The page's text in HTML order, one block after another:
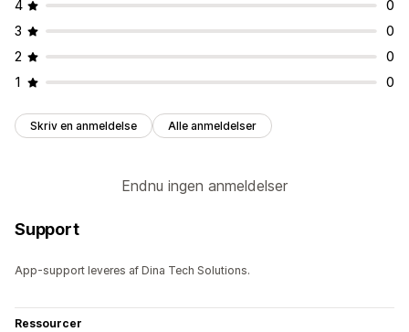
4
0
3
0
2
0
1
0
Skriv en anmeldelse Alle anmeldelser
Endnu ingen anmeldelser
Support
App-support leveres af Dina Tech Solutions.
Ressourcer